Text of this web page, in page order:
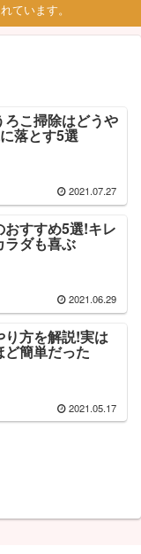
ています。
ろこ掃除はどうや
落とす5選
2021.07.27
すすめ5選!キレ
ラダも喜ぶ
2021.06.29
り方を解説!実は
簡単だった
2021.05.17